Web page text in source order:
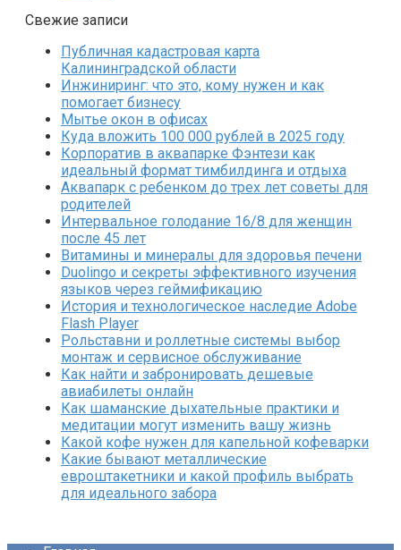
Свежие записи
Публичная кадастровая карта
Калининградской области
Инжиниринг: что это, кому нужен и как
помогает бизнесу
Мытье окон в офисах
Куда вложить 100 000 рублей в 2025 году
Корпоратив в аквапарке Фэнтези как
идеальный формат тимбилдинга и отдыха
Аквапарк с ребенком до трех лет советы для
родителей
Интервальное голодание 16/8 для женщин
после 45 лет
Витамины и минералы для здоровья печени
Duolingo и секреты эффективного изучения
языков через геймификацию
История и технологическое наследие Adobe
Flash Player
Рольставни и роллетные системы выбор
монтаж и сервисное обслуживание
Как найти и забронировать дешевые
авиабилеты онлайн
Как шаманские дыхательные практики и
медитации могут изменить вашу жизнь
Какой кофе нужен для капельной кофеварки
Какие бывают металлические
евроштакетники и какой профиль выбрать
для идеального забора